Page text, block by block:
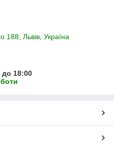
188, Львів, Україна
до 18:00